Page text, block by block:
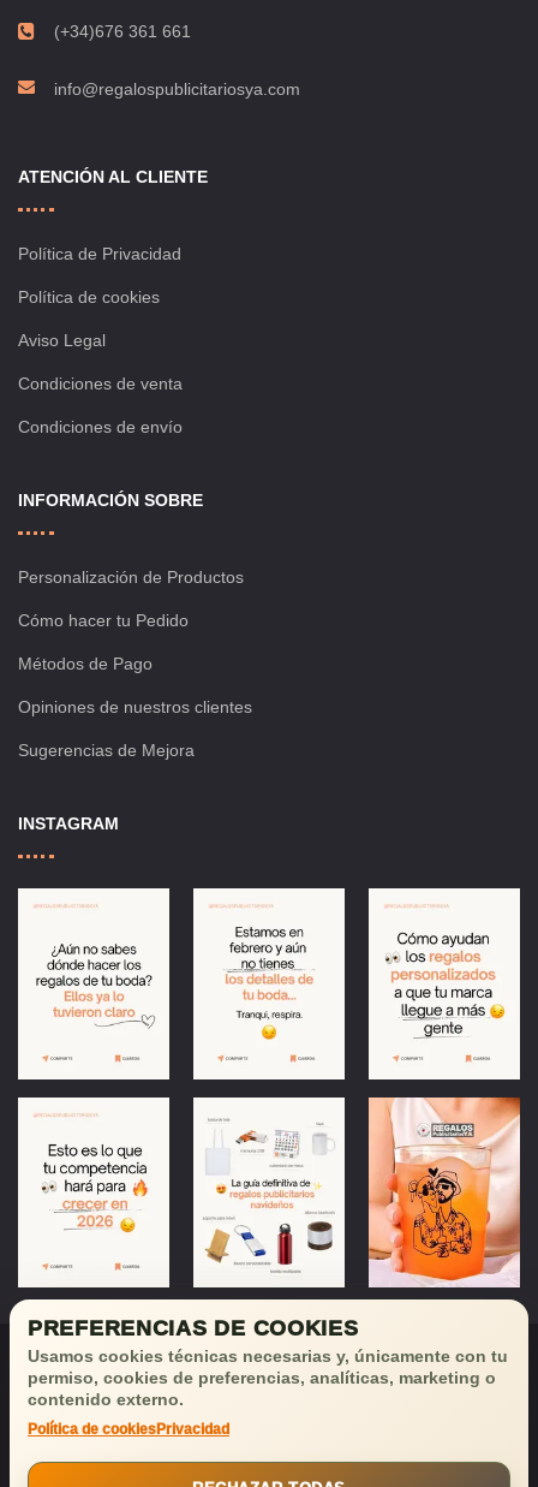
(+34)676 361 661
info@regalospublicitariosya.com
ATENCIÓN AL CLIENTE
Política de Privacidad
Política de cookies
Aviso Legal
Condiciones de venta
Condiciones de envío
INFORMACIÓN SOBRE
Personalización de Productos
Cómo hacer tu Pedido
Métodos de Pago
Opiniones de nuestros clientes
Sugerencias de Mejora
INSTAGRAM
PREFERENCIAS DE COOKIES
Usamos cookies técnicas necesarias y, únicamente con tu
permiso, cookies de preferencias, analíticas, marketing o
contenido externo.
Política de cookies Privacidad